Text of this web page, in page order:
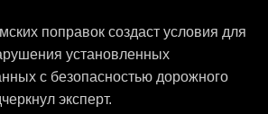
поправок создаст условия для
установленных
с безопасностью дорожного
эксперт.